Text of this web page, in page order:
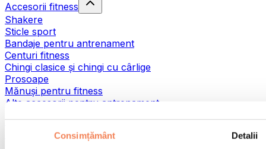
Consimțământ Detalii
Accesorii fitness
Shakere
Sticle sport
Bandaje pentru antrenament
Centuri fitness
Chingi clasice și chingi cu cârlige
Prosoape
Mănuși pentru fitness
Alte accesorii pentru antrenament
Ajutoare pentru reabilitare
Pistoale de masaj